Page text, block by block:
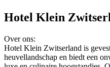
Hotel Klein
Over ons:
Hotel Klein Zwitserland is
heuvellandschap en biedt een